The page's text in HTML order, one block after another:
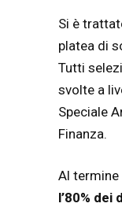
Si è
platea di
Tutti
svolte a
Speciale
Finanza.
Al termine
l’80%